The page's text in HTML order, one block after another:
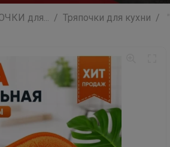
для... Тряпочки для кухни